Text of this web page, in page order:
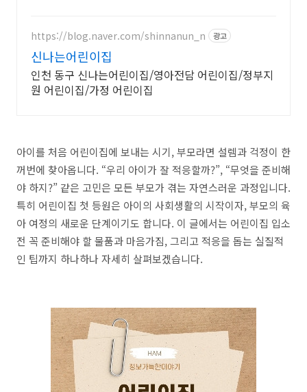
https://blog.naver.com/shinnanun_n 광고
신나는어린이집
인천 동구 신나는어린이집/영아전담 어린이집/정부지
원 어린이집/가정 어린이집
아이를 처음 어린이집에 보내는 시기, 부모라면 설렘과 걱정이 한
꺼번에 찾아옵니다. “우리 아이가 잘 적응할까?”, “무엇을 준비해
야 하지?” 같은 고민은 모든 부모가 겪는 자연스러운 과정입니다.
특히 어린이집 첫 등원은 아이의 사회생활의 시작이자, 부모의 육
아 여정의 새로운 단계이기도 합니다. 이 글에서는 어린이집 입소
전 꼭 준비해야 할 물품과 마음가짐, 그리고 적응을 돕는 실질적
인 팁까지 하나하나 자세히 살펴보겠습니다.